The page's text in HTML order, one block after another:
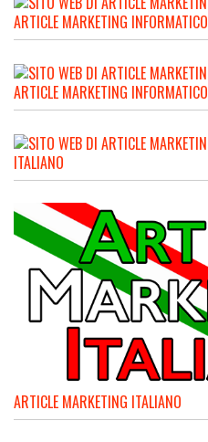
ARTICLE MARKETING INFORMATICO
ARTICLE MARKETING INFORMATICO
ITALIANO
ARTICLE MARKETING ITALIANO